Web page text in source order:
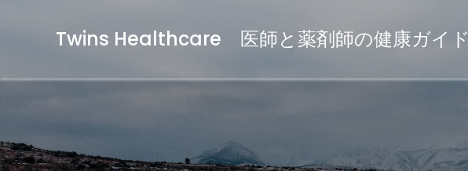
Twins Healthcare 医師と薬剤師の健康ガイド